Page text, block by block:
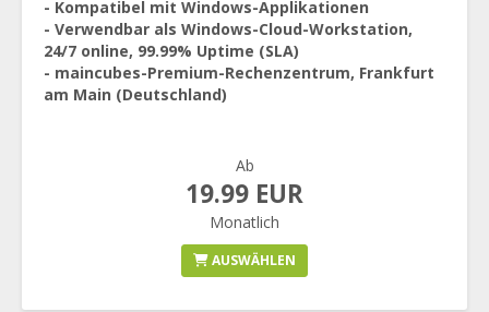
- Kompatibel mit Windows-Applikationen
- Verwendbar als Windows-Cloud-Workstation,
24/7 online, 99.99% Uptime (SLA)
- maincubes-Premium-Rechenzentrum, Frankfurt
am Main (Deutschland)
Ab
19.99 EUR
Monatlich
AUSWÄHLEN